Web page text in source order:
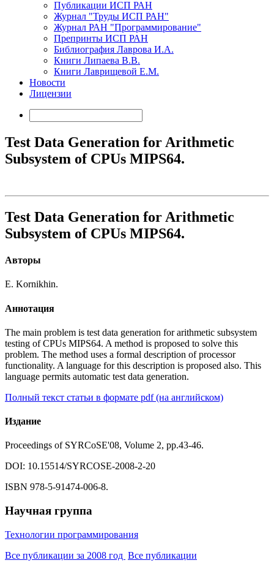
Публикации ИСП РАН
Журнал "Труды ИСП РАН"
Журнал РАН "Программирование"
Препринты ИСП РАН
Библиография Лаврова И.А.
Книги Липаева В.В.
Книги Лаврищевой Е.М.
Новости
Лицензии
Test Data Generation for Arithmetic
Subsystem of CPUs MIPS64.
Test Data Generation for Arithmetic
Subsystem of CPUs MIPS64.
Авторы
E. Kornikhin.
Аннотация
The main problem is test data generation for arithmetic subsystem
testing of CPUs MIPS64. A method is proposed to solve this
problem. The method uses a formal description of processor
functionality. A language for this description is proposed also. This
language permits automatic test data generation.
Полный текст статьи в формате pdf (на английском)
Издание
Proceedings of SYRCoSE'08, Volume 2, pp.43-46.
DOI: 10.15514/SYRCOSE-2008-2-20
ISBN 978-5-91474-006-8.
Научная группа
Технологии программирования
Все публикации за 2008 год Все публикации